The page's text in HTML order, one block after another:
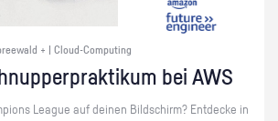
+ | Cloud-Computing
bei AWS
Le­ague auf dei­nen Bild­schirm? Ent­de­cke in